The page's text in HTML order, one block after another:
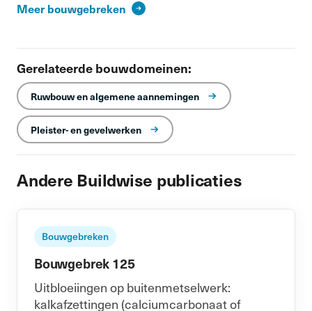
Meer bouwgebreken
Gerelateerde bouwdomeinen:
Ruwbouw en algemene aannemingen
Pleister- en gevelwerken
Andere Buildwise publicaties
Bouwgebreken
Bouwgebrek 125
Uitbloeiingen op buitenmetselwerk:
kalkafzettingen (calciumcarbonaat of